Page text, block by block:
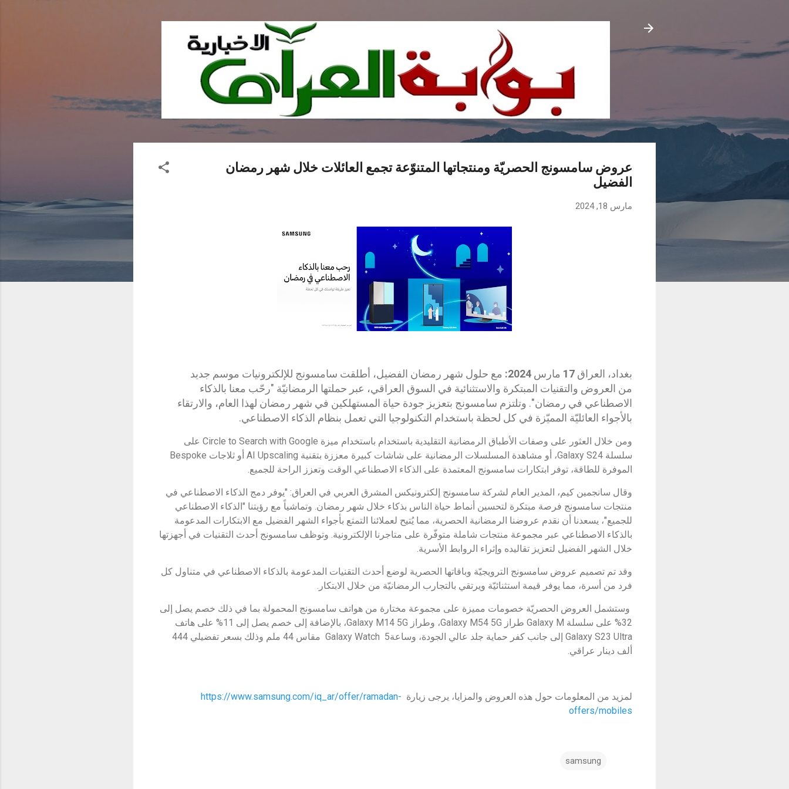
عروض سامسونج الحصريّة ومنتجاتها المتنوّعة تجمع العائلات خلال شهر رمضان
الفضيل
مارس 18, 2024
بغداد، العراق 17 مارس
مع حلول شهر رمضان الفضيل، أطلقت سامسونج للإلكترونيات موسم جديد
من العروض والتقنيات المبتكرة والاستثنائية في السوق العراقي، عبر حملتها الرمضانيّة "رحّب معنا بالذكاء
الاصطناعي في رمضان". وتلتزم سامسونج بتعزيز جودة حياة المستهلكين في شهر رمضان لهذا العام، والارتقاء
بالأجواء العائليّة المميّزة في كل لحظة باستخدام التكنولوجيا التي تعمل بنظام الذكاء الاصطناعي.
ومن خلال العثور على وصفات الأطباق الرمضانية التقليدية باستخدام باستخدام ميزة Circle to Search with Google على
سلسلة Galaxy S24، أو مشاهدة المسلسلات الرمضانية على شاشات كبيرة معززة بتقنية AI Upscaling أو ثلاجات Bespoke
الموفرة للطاقة، توفر ابتكارات سامسونج المعتمدة على الذكاء الاصطناعي الوقت وتعزز الراحة للجميع.
وقال سانجمين كيم، المدير العام لشركة سامسونج إلكترونيكس المشرق العربي في العراق: "يوفر دمج الذكاء الاصطناعي في
منتجات سامسونج فرصة مبتكرة لتحسين أنماط حياة الناس بذكاء خلال شهر رمضان. وتماشياً مع رؤيتنا "الذكاء الاصطناعي
للجميع"، يسعدنا أن نقدم عروضنا الرمضانية الحصرية، مما يُتيح لعملائنا التمتع بأجواء الشهر الفضيل مع الابتكارات المدعومة
بالذكاء الاصطناعي عبر مجموعة منتجات شاملة متوفّرة على متاجرنا الإلكترونية. وتوظف سامسونج أحدث التقنيات في أجهزتها
خلال الشهر الفضيل لتعزيز تقاليده وإثراء الروابط الأسرية.
وقد تم تصميم عروض سامسونج الترويجيّة وباقاتها الحصرية لوضع أحدث التقنيات المدعومة بالذكاء الاصطناعي في متناول كل
فرد من أسرة، مما يوفر قيمة استثنائيّة ويرتقي بالتجارب الرمضانيّة من خلال الابتكار.
وستشمل العروض الحصريّة خصومات مميزة على مجموعة مختارة من هواتف سامسونج المحمولة بما في ذلك خصم يصل إلى
32% على سلسلة Galaxy M طراز Galaxy M54 5G، وطراز Galaxy M14 5G، بالإضافة إلى خصم يصل إلى 11% على هاتف
Galaxy S23 Ultra إلى جانب كفر حماية جلد عالي الجودة، وساعة5 Galaxy Watch مقاس 44 ملم وذلك بسعر تفضيلي 444
ألف دينار عراقي.
لمزيد من المعلومات حول هذه العروض والمزايا، يرجى زيارة https://www.samsung.com/iq_ar/offer/ramadan-
offers/mobiles
samsung